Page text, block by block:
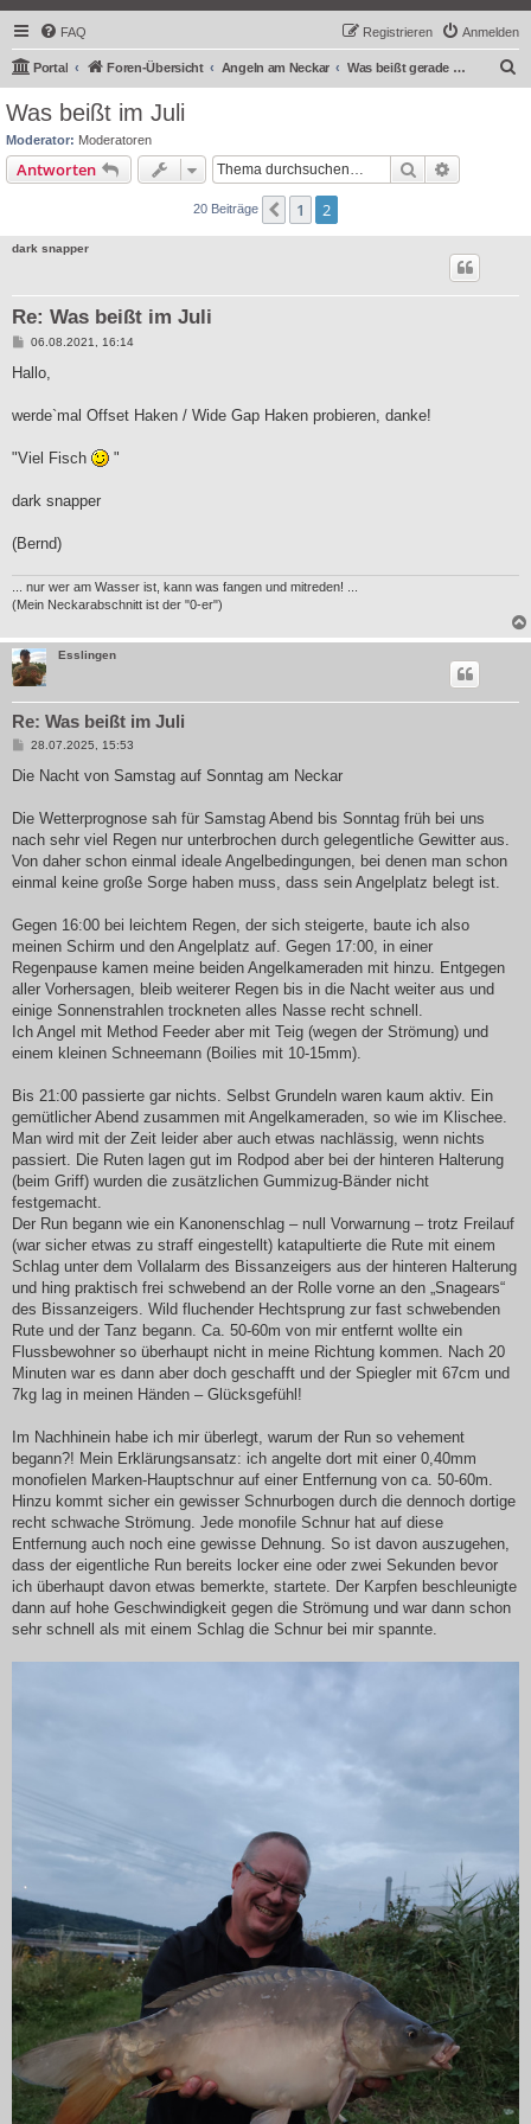
FAQ Anmelden
Registrieren
Portal Foren-Übersicht Angeln am Neckar Was beißt gerade am Neckar
Was beißt im Juli
Moderator: Moderatoren
Antworten Suche
20 Beiträge Vorherige
1 2
dark snapper
Re: Was beißt im Juli
B
i
a
06.08.2021, 16:14
Hallo,
werde`mal Offset Haken / Wide Gap Haken probieren, danke!
"Viel Fisch "
dark snapper
(Bernd)
... nur wer am Wasser ist, kann was fangen und mitreden! ...
(Mein Neckarabschnitt ist der "0-er")
Esslingen
Re: Was beißt im Juli
B
i
a
28.07.2025, 15:53
Die Nacht von Samstag auf Sonntag am Neckar
Die Wetterprognose sah für Samstag Abend bis Sonntag früh bei uns
nach sehr viel Regen nur unterbrochen durch gelegentliche Gewitter aus.
Von daher schon einmal ideale Angelbedingungen, bei denen man schon
einmal keine große Sorge haben muss, dass sein Angelplatz belegt ist.
Gegen 16:00 bei leichtem Regen, der sich steigerte, baute ich also
meinen Schirm und den Angelplatz auf. Gegen 17:00, in einer
Regenpause kamen meine beiden Angelkameraden mit hinzu. Entgegen
aller Vorhersagen, bleib weiterer Regen bis in die Nacht weiter aus und
einige Sonnenstrahlen trockneten alles Nasse recht schnell.
Ich Angel mit Method Feeder aber mit Teig (wegen der Strömung) und
einem kleinen Schneemann (Boilies mit 10-15mm).
Bis 21:00 passierte gar nichts. Selbst Grundeln waren kaum aktiv. Ein
gemütlicher Abend zusammen mit Angelkameraden, so wie im Klischee.
Man wird mit der Zeit leider aber auch etwas nachlässig, wenn nichts
passiert. Die Ruten lagen gut im Rodpod aber bei der hinteren Halterung
(beim Griff) wurden die zusätzlichen Gummizug-Bänder nicht
festgemacht.
Der Run begann wie ein Kanonenschlag – null Vorwarnung – trotz Freilauf
(war sicher etwas zu straff eingestellt) katapultierte die Rute mit einem
Schlag unter dem Vollalarm des Bissanzeigers aus der hinteren Halterung
und hing praktisch frei schwebend an der Rolle vorne an den „Snagears“
des Bissanzeigers. Wild fluchender Hechtsprung zur fast schwebenden
Rute und der Tanz begann. Ca. 50-60m von mir entfernt wollte ein
Flussbewohner so überhaupt nicht in meine Richtung kommen. Nach 20
Minuten war es dann aber doch geschafft und der Spiegler mit 67cm und
7kg lag in meinen Händen – Glücksgefühl!
Im Nachhinein habe ich mir überlegt, warum der Run so vehement
begann?! Mein Erklärungsansatz: ich angelte dort mit einer 0,40mm
monofielen Marken-Hauptschnur auf einer Entfernung von ca. 50-60m.
Hinzu kommt sicher ein gewisser Schnurbogen durch die dennoch dortige
recht schwache Strömung. Jede monofile Schnur hat auf diese
Entfernung auch noch eine gewisse Dehnung. So ist davon auszugehen,
dass der eigentliche Run bereits locker eine oder zwei Sekunden bevor
ich überhaupt davon etwas bemerkte, startete. Der Karpfen beschleunigte
dann auf hohe Geschwindigkeit gegen die Strömung und war dann schon
sehr schnell als mit einem Schlag die Schnur bei mir spannte.